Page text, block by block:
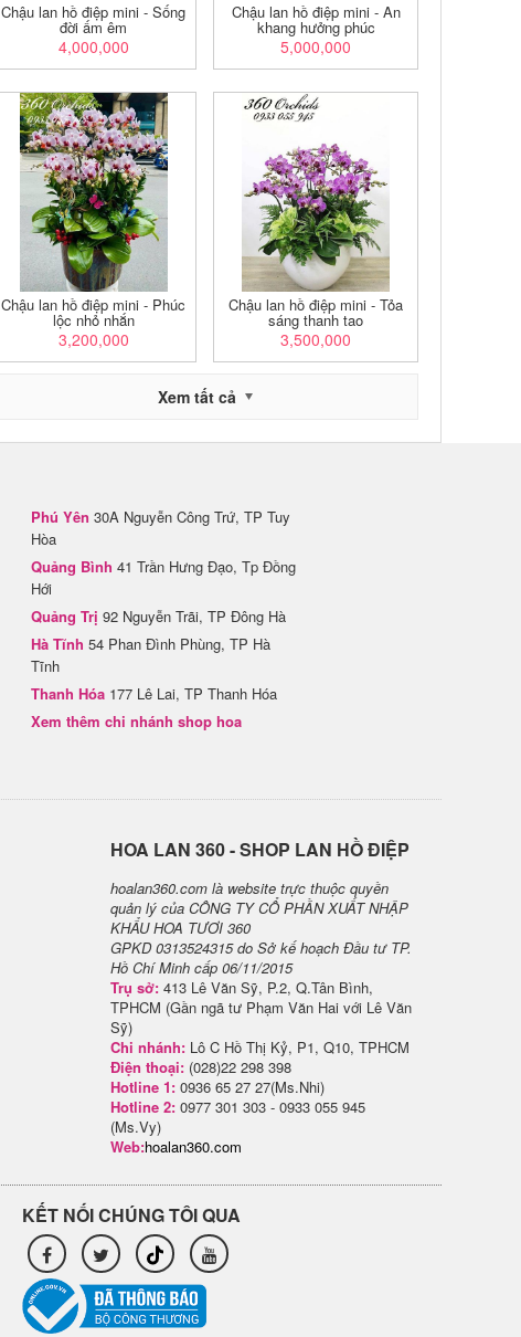
Chậu lan hồ điệp mini - Sống
đời ấm êm
4,000,000
Chậu lan hồ điệp mini - An
khang hưởng phúc
5,000,000
Chậu lan hồ điệp mini - Phúc
lộc nhỏ nhắn
3,200,000
Chậu lan hồ điệp mini - Tỏa
sáng thanh tao
3,500,000
Xem tất cả
Phú Yên 30A Nguyễn Công Trứ, TP Tuy
Hòa
Quảng Bình 41 Trần Hưng Đạo, Tp Đồng
Hới
Quảng Trị 92 Nguyễn Trãi, TP Đông Hà
Hà Tĩnh 54 Phan Đình Phùng, TP Hà
Tĩnh
Thanh Hóa 177 Lê Lai, TP Thanh Hóa
Xem thêm chi nhánh shop hoa
H​OA LAN 360 - SHOP LAN HỒ ĐIỆP
hoalan360.com là website trực thuộc quyền
quản lý của CÔNG TY CỔ PHẦN XUẤT NHẬP
KHẨU HOA TƯƠI 360
GPKD 0313524315 do Sở kế hoạch Đầu tư TP.
Hồ Chí Minh cấp 06/11/2015
Trụ sở: 413 Lê Văn Sỹ, P.2, Q.Tân Bình,
TPHCM (Gần ngã tư Phạm Văn Hai với Lê Văn
Sỹ)
Chi nhánh: Lô C Hồ Thị Kỷ, P1, Q10, TPHCM
Điện thoại: (028)22 298 398
Hotline 1: 0936 65 27 27(Ms.Nhi)
Hotline 2: 0977 301 303 - 0933 055 945
(Ms.Vy)
Web:hoalan360.com
KẾT NỐI CHÚNG TÔI QUA